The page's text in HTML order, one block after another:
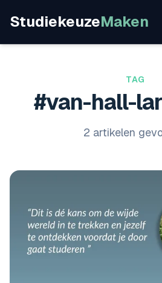
StudiekeuzeMaken
TAG
#van-hall-
2 artikelen